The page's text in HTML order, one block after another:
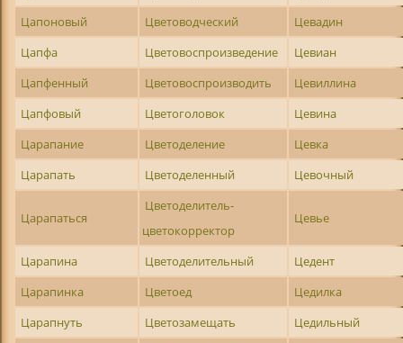
Цапоновый
Цветоводческий
Цевадин
Цапфа
Цветовоспроизведение
Цевиан
Цапфенный
Цветовоспроизводить
Цевиллина
Цапфовый
Цветоголовок
Цевина
Царапание
Цветоделение
Цевка
Царапать
Цветоделенный Цевочный
Царапаться
Цветоделитель-
цветокорректор
Цевье
Царапина Цветоделительный
Цедент
Царапинка
Цветоед
Цедилка
Царапнуть
Цветозамещать
Цедильный